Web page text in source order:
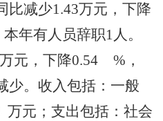
比减少1.43万元 ， 下降
年有人员辞职1人。
万元 ， 下降0.54
%，
少。 收入包括：一般
万元 ；支出包括：社会